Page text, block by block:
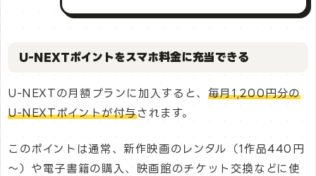
U-NEXTポイントをスマホ料金に充当できる
U-NEXTの月額プランに加入すると、 毎月1,200円分の
U-NEXTポイントが付与されます。
このポイントは通常、新作映画のレンタル（1作品440円
～）や電子書籍の購入、映画館のチケット交換などに使